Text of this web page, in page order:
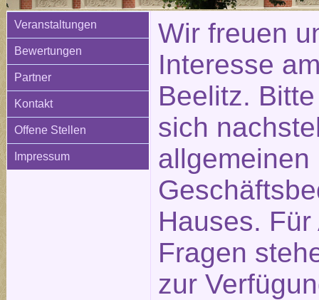
Veranstaltungen
Bewertungen
Partner
Kontakt
Offene Stellen
Impressum
Wir freuen
Interesse
Beelitz.
sich
allgemeinen
Hauses.
Fragen
zur